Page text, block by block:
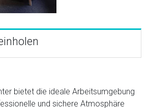
bietet die ideale Arbeitsumgebung
und sichere Atmosphäre